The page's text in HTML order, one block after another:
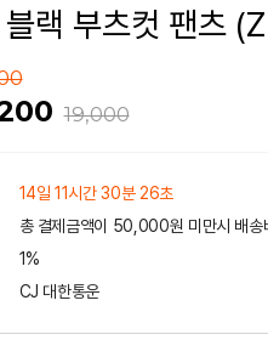
랙 부츠컷 팬츠
19,000
14일 11시간 30분 26초
총 결제금액이 50,000원 미만시 배
1%
CJ 대한통운